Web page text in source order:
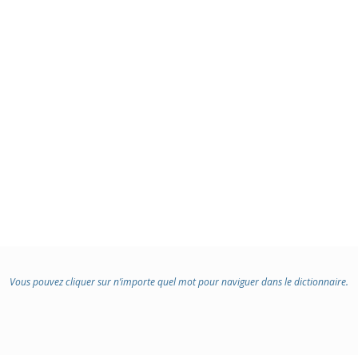
Vous pouvez cliquer sur n’importe quel mot pour naviguer dans le dictionnaire.